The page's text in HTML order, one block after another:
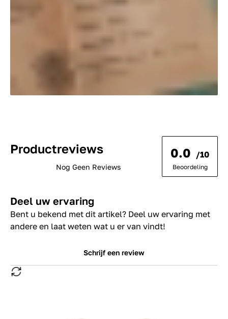
Productreviews
Nog Geen Reviews
0.0 /10
Beoordeling
Deel uw ervaring
Bent u bekend met dit artikel? Deel uw ervaring met
andere en laat weten wat u er van vindt!
Schrijf een review